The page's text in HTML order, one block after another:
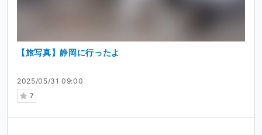
2025/05/31 09:00
7
【旅写真】静岡に行ったよ